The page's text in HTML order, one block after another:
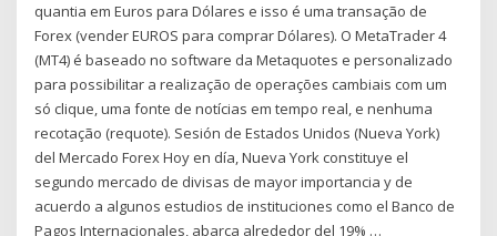
quantia em Euros para Dólares e isso é uma transação de
Forex (vender EUROS para comprar Dólares). O MetaTrader 4
(MT4) é baseado no software da Metaquotes e personalizado
para possibilitar a realização de operações cambiais com um
só clique, uma fonte de notícias em tempo real, e nenhuma
recotação (requote). Sesión de Estados Unidos (Nueva York)
del Mercado Forex Hoy en día, Nueva York constituye el
segundo mercado de divisas de mayor importancia y de
acuerdo a algunos estudios de instituciones como el Banco de
Pagos Internacionales, abarca alrededor del 19% …